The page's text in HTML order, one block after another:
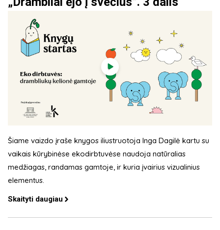
Šiame vaizdo įraše knygos iliustruotoja Inga Dagilė kartu su
vaikais kūrybinėse ekodirbtuvėse naudoja natūralias
medžiagas, randamas gamtoje, ir kuria įvairius vizualinius
elementus.
Skaityti daugiau